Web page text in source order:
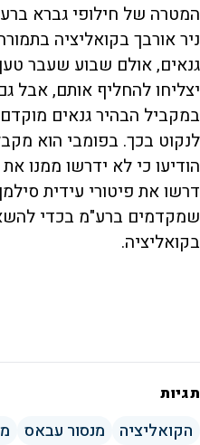
המטרה של חילופי גברא
ניר אורבך בקואליציה
גנאים, אולם שבוע שעבר
יצליחו להחליף אותם, אבל
במקביל הבהיר גנאים מוקדם
לנקוט בכך. בפומבי הוא
הודיעו כי לא ידרשו ממנו
דרשו את פיטורי עידית
שמקדמים ברע"מ בכדי
בקואליציה.
תגיות
הקואליציה מנסור עבאס